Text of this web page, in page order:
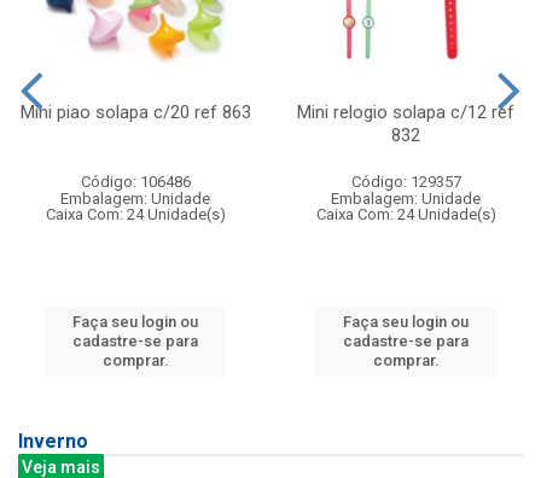
Mini piao solapa c/20 ref 863
Código: 106486
Embalagem: Unidade
Caixa Com: 24 Unidade(s)
Faça seu login ou
cadastre-se para
comprar.
Mini relogio solapa c/12 ref
832
Código: 129357
Embalagem: Unidade
Caixa Com: 24 Unidade(s)
Faça seu login ou
cadastre-se para
comprar.
Inverno
Veja mais